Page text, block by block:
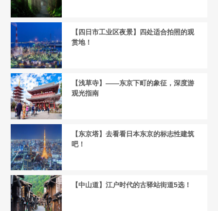
【四日市工业区夜景】四处适合拍照的观
赏地！
【浅草寺】——东京下町的象征，深度游
观光指南
【东京塔】去看看日本东京的标志性建筑
吧！
【中山道】江户时代的古驿站街道5选！